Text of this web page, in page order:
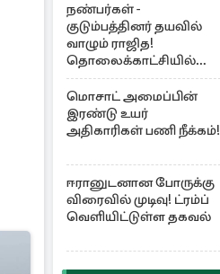
நண்பர்கள் -
குடும்பத்தினர் தயவில்
வாழும் ராஜித!
தொலைக்காட்சியில்
குமுறல்
மொசாட் அமைப்பின்
இரண்டு உயர்
அதிகாரிகள் பணி நீக்கம்!
ஈரானுடனான போருக்கு
விரைவில் முடிவு! ட்ரம்ப்
வெளியிட்டுள்ள தகவல்